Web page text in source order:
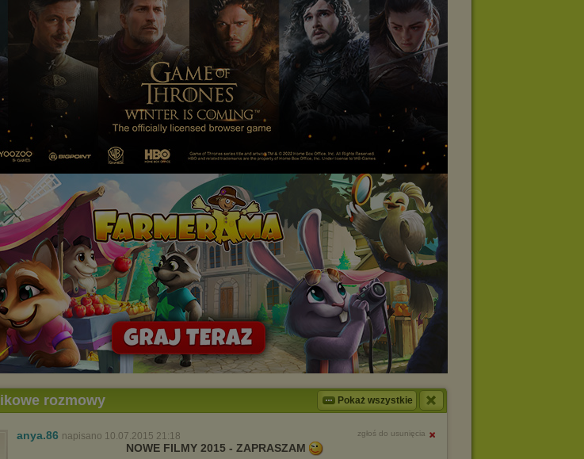
rozmowy Pokaż wszystkie
anya.86 napisano 10.07.2015 21:18 zgłoś do usunięcia
NOWE FILMY 2015 - ZAPRASZAM